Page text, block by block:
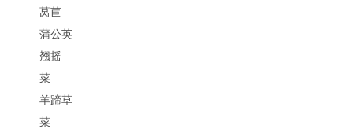
莴苣
蒲公英
翘摇
菜
羊蹄草
菜